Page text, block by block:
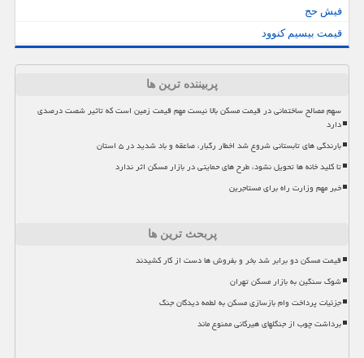
فیش حج
قیمت بیسیم کنوود
پربیننده ترین ها
سهم مصالح ساختمانی در قیمت مسکن بالا نیست مهم قیمت زمین است که تاثیر شصت درصدی
دارد
بارندگی های تابستانی شروع شد اخطار رگبار، صاعقه و باد شدید در ۵ استان
تا کلید خانه ها تحویل نشود، طرح های حمایتی در بازار مسکن اثر ندارد
خبر مهم وزارت راه برای مستاجرین
پربحث ترین ها
قیمت مسکن دو برابر شد بخر و بفروش ها دست از کار کشیدند
شوک سنگین به بازار مسکن تهران
جزئیات پرداخت وام بازسازی مسکن به لطمه دیدگان جنگ
برداشت چوب از جنگلهای هیرکانی ممنوع ماند